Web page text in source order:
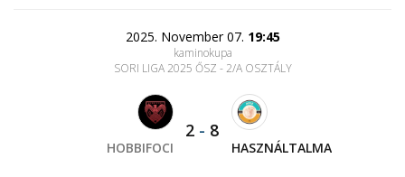
2025. November 07. 19:45
kaminokupa
SORI LIGA 2025 ŐSZ - 2/A OSZTÁLY
HOBBIFOCI
2 - 8
HASZNÁLTALMA